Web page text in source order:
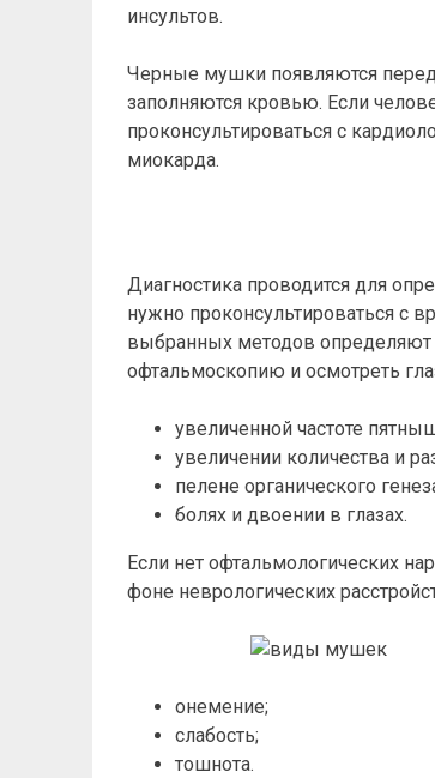
инсультов.
Черные мушки появляются перед
заполняются кровью. Если
проконсультироваться с
миокарда.
Диагностика проводится для
нужно проконсультироваться с
выбранных методов определяют
офтальмоскопию и осмотреть
увеличенной частоте
увеличении количества и
пелене органического
болях и двоении в глазах.
Если нет офтальмологических
фоне неврологических
онемение;
слабость;
тошнота.